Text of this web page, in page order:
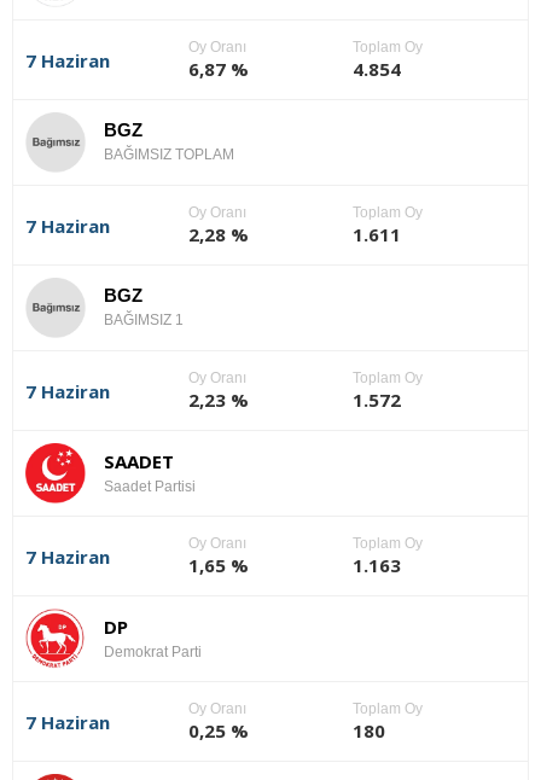
7 Haziran
Oy Oranı
6,87 %
Toplam Oy
4.854
BGZ
BAĞIMSIZ TOPLAM
7 Haziran
Oy Oranı
2,28 %
Toplam Oy
1.611
BGZ
BAĞIMSIZ 1
7 Haziran
Oy Oranı
2,23 %
Toplam Oy
1.572
SAADET
Saadet Partisi
7 Haziran
Oy Oranı
1,65 %
Toplam Oy
1.163
DP
Demokrat Parti
7 Haziran
Oy Oranı
0,25 %
Toplam Oy
180